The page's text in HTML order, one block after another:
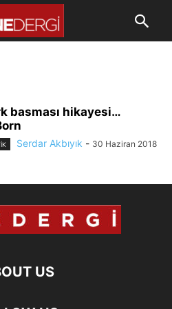
basması hikayesi…
Serdar Akbıyık - 30 Haziran 2018
US